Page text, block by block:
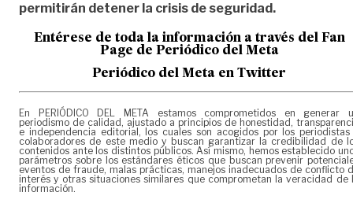
permitirán detener la crisis de seguridad.
Entérese de toda la información a través del Fan
Page de Periódico del Meta
Periódico del Meta en Twitter
En PERIÓDICO DEL META estamos comprometidos en generar
periodismo de calidad, ajustado a principios de honestidad,
e independencia editorial, los cuales son acogidos por los periodistas
colaboradores de este medio y buscan garantizar la credibilidad de
contenidos ante los distintos públicos. Así mismo, hemos establecido
parámetros sobre los estándares éticos que buscan prevenir
eventos de fraude, malas prácticas, manejos inadecuados de conflicto
interés y otras situaciones similares que comprometan la veracidad de
información.